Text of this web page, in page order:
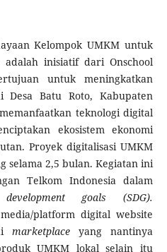
Kelompok UMKM untuk
adalah inisiatif dari Onschool
untuk meningkatkan
Desa Batu Roto, Kabupaten
teknologi digital
ekosistem ekonomi
Proyek digitalisasi UMKM
selama 2,5 bulan. Kegiatan ini
Telkom Indonesia dalam
development goals (SDG).
platform digital website
marketplace yang nantinya
UMKM lokal selain itu